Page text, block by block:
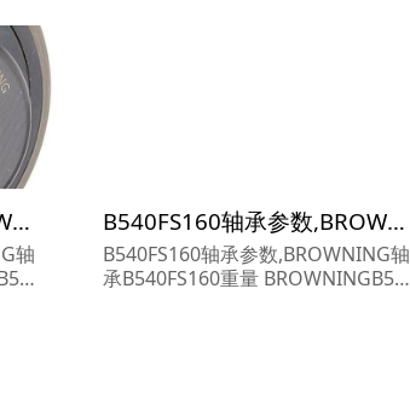
B540FS160轴承参数,BROWNING轴承B540FS160重量
轴
B540FS160轴承参数,BROWNING轴承B540FS160重量
B540FS160轴承参数,BROWNING轴
承B540FS160重量 BROWNINGB540